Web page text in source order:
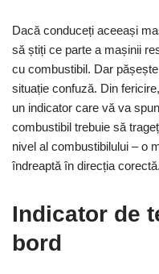
Dacă conduceți aceeași
să știți ce parte a mașinii
cu combustibil. Dar
situație confuză. Din
un indicator care vă va
combustibil trebuie să
nivel al combustibilului – o
îndreaptă în direcția corectă.
Indicator de
bord